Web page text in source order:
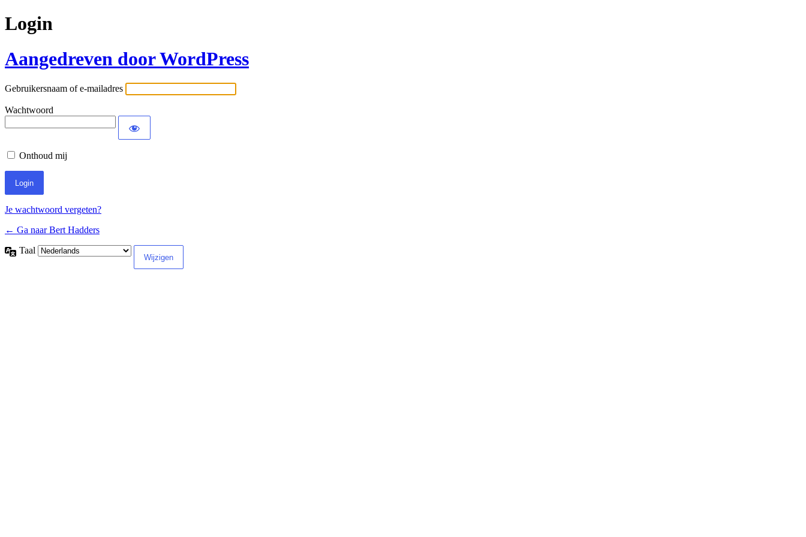
Login
Aangedreven door WordPress
Gebruikersnaam of e-mailadres
Wachtwoord
Onthoud mij
Je wachtwoord vergeten?
← Ga naar Bert Hadders
Taal